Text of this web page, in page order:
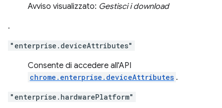
Avviso visualizzato: Gestisci i download
.
"enterprise.deviceAttributes"
Consente di accedere all'API
chrome.enterprise.deviceAttributes .
"enterprise.hardwarePlatform"